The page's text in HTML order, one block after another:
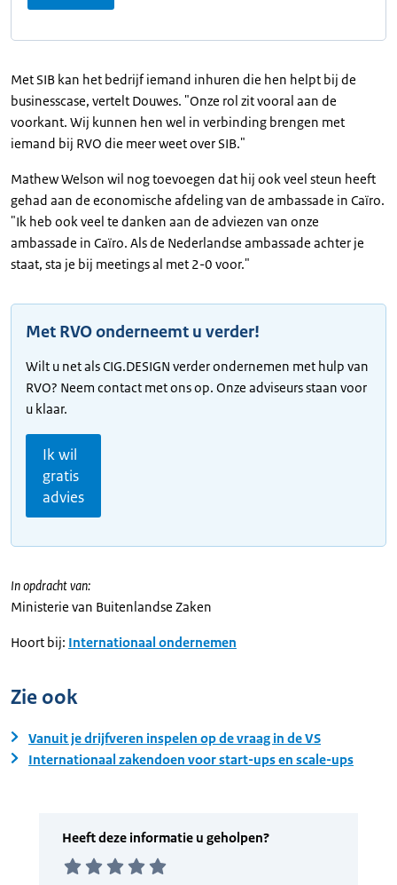
Met SIB kan het bedrijf iemand inhuren die hen helpt bij de
businesscase, vertelt Douwes. "Onze rol zit vooral aan de
voorkant. Wij kunnen hen wel in verbinding brengen met
iemand bij RVO die meer weet over SIB."
Mathew Welson wil nog toevoegen dat hij ook veel steun heeft
gehad aan de economische afdeling van de ambassade in Caïro.
"Ik heb ook veel te danken aan de adviezen van onze
ambassade in Caïro. Als de Nederlandse ambassade achter je
staat, sta je bij meetings al met 2-0 voor."
Met RVO onderneemt u verder!
Wilt u net als CIG.DESIGN verder ondernemen met hulp van
RVO? Neem contact met ons op. Onze adviseurs staan voor
u klaar.
Ik wil
gratis
advies
In opdracht van:
Ministerie van Buitenlandse Zaken
Hoort bij: Internationaal ondernemen
Zie ook
Vanuit je drijfveren inspelen op de vraag in de VS
Internationaal zakendoen voor start-ups en scale-ups